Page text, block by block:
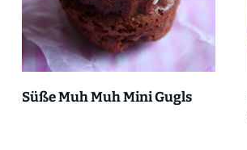
Süße Muh Muh Mini Gugls